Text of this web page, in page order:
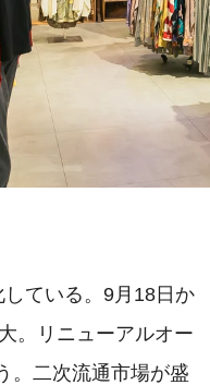
ている。9月18日か
。リニューアルオー
。二次流通市場が盛